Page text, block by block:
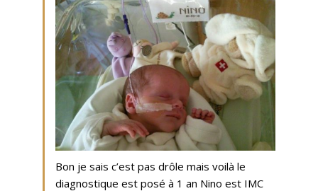
Bon je sais c’est pas drôle mais voilà le
diagnostique est posé à 1 an Nino est IMC